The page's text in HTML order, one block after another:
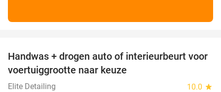
53%
Handwas + drogen auto of interieurbeurt voor
voertuiggrootte naar keuze
Elite Detailing 10.0 star